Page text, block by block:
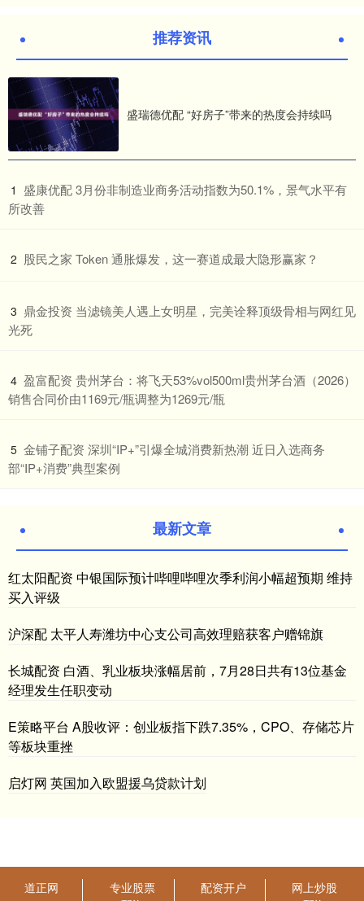
推荐资讯
盛瑞德优配 “好房子”带来的热度会持续吗
1 ​盛康优配 3月份非制造业商务活动指数为50.1%，景气水平有
所改善
2 ​股民之家 Token 通胀爆发，这一赛道成最大隐形赢家？
3 ​鼎金投资 当滤镜美人遇上女明星，完美诠释顶级骨相与网红见
光死
4 ​盈富配资 贵州茅台：将飞天53%vol500ml贵州茅台酒（2026）
销售合同价由1169元/瓶调整为1269元/瓶
5 ​金铺子配资 深圳“IP+”引爆全城消费新热潮 近日入选商务
部“IP+消费”典型案例
最新文章
红太阳配资 中银国际预计哔哩哔哩次季利润小幅超预期 维持
买入评级
沪深配 太平人寿潍坊中心支公司高效理赔获客户赠锦旗
长城配资 白酒、乳业板块涨幅居前，7月28日共有13位基金
经理发生任职变动
E策略平台 A股收评：创业板指下跌7.35%，CPO、存储芯片
等板块重挫
启灯网 英国加入欧盟援乌贷款计划
道正网
专业股票
配资开户
网上炒股